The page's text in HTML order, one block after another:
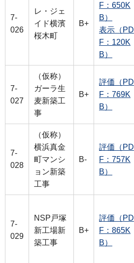
7-
026
レ・ジェ
イド横濱
桜木町
B+
F：650K
B）
表示（PD
F：120K
B）
7-
027
（仮称）
ガーラ生
麦新築工
事
B+
評価（PD
F：769K
B）
7-
028
（仮称）
横浜真金
町マンシ
ョン新築
工事
B-
評価（PD
F：757K
B）
7-
029
NSP戸塚
新工場新
築工事
B+
評価（PD
F：865K
B）